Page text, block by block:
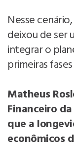
Nesse
deixou de ser
integrar o
primeiras
Matheus
Financeiro
que a